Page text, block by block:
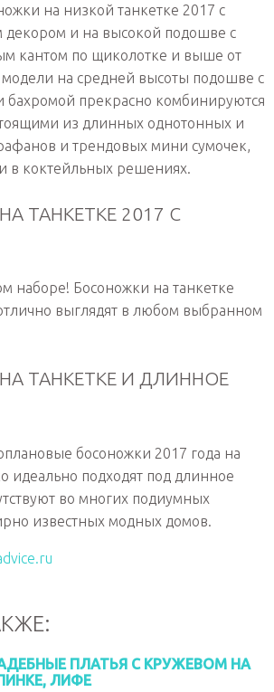
на низкой танкетке 2017 с
и на высокой подошве с
кантом по щиколотке и выше от
на средней высоты подошве с
бахромой прекрасно комбинируются
из длинных однотонных и
и трендовых мини сумочек,
в коктейльных решениях.
ТАНКЕТКЕ 2017 С
наборе! Босоножки на танкетке
выглядят в любом выбранном
ТАНКЕТКЕ И ДЛИННОЕ
босоножки 2017 года на
идеально подходят под длинное
во многих подиумных
известных модных домов.
ПЛАТЬЯ С КРУЖЕВОМ НА
ЛИФЕ